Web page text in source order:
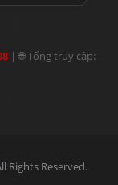
|🌐 Tổng truy cập:
Rights Reserved.